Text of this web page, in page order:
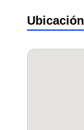
Ubicación